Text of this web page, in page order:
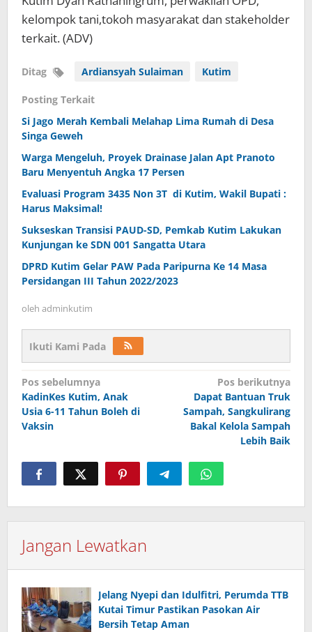
kelompok tani,tokoh masyarakat dan stakeholder
terkait. (ADV)
Ditag Ardiansyah Sulaiman Kutim
Posting Terkait
Si Jago Merah Kembali Melahap Lima Rumah di Desa
Singa Geweh
Warga Mengeluh, Proyek Drainase Jalan Apt Pranoto
Baru Menyentuh Angka 17 Persen
Evaluasi Program 3435 Non 3T di Kutim, Wakil Bupati :
Harus Maksimal!
Sukseskan Transisi PAUD-SD, Pemkab Kutim Lakukan
Kunjungan ke SDN 001 Sangatta Utara
DPRD Kutim Gelar PAW Pada Paripurna Ke 14 Masa
Persidangan III Tahun 2022/2023
oleh adminkutim
Ikuti Kami Pada
Navigasi
pos
Pos sebelumnya
KadinKes Kutim, Anak
Usia 6-11 Tahun Boleh di
Vaksin
Pos berikutnya
Dapat Bantuan Truk
Sampah, Sangkulirang
Bakal Kelola Sampah
Lebih Baik
Jangan Lewatkan
Jelang Nyepi dan Idulfitri, Perumda TTB
Kutai Timur Pastikan Pasokan Air
Bersih Tetap Aman